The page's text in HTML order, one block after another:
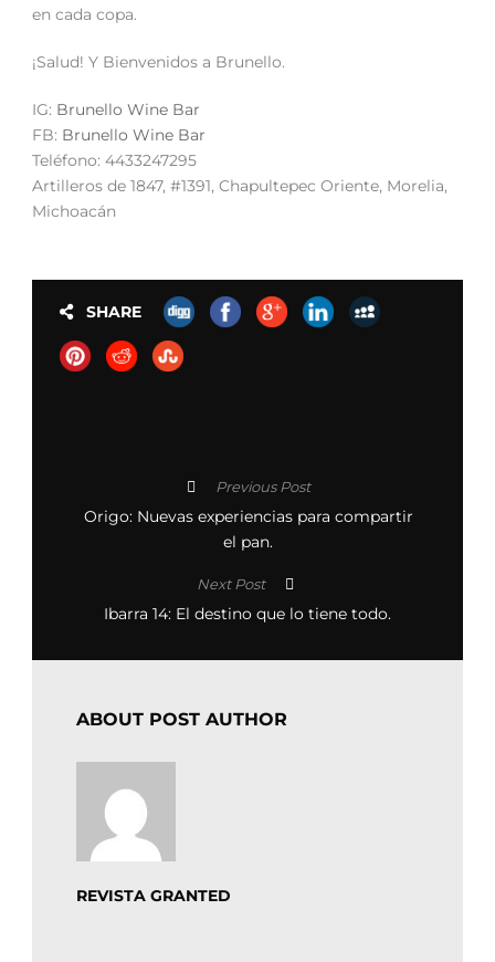
en cada copa.
¡Salud! Y Bienvenidos a Brunello.
IG: Brunello Wine Bar
FB: Brunello Wine Bar
Teléfono: 4433247295
Artilleros de 1847, #1391, Chapultepec Oriente, Morelia,
Michoacán
SHARE
Previous Post
Origo: Nuevas experiencias para compartir
el pan.
Next Post
Ibarra 14: El destino que lo tiene todo.
ABOUT POST AUTHOR
REVISTA GRANTED